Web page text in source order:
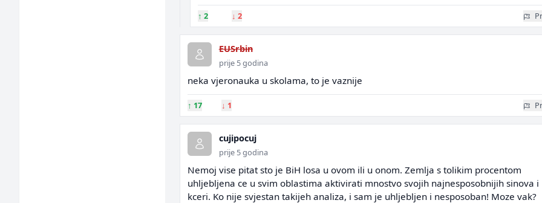
↑ 2 ↓ 2
EUSrbin
prije 5 godina
neka vjeronauka u skolama, to je vaznije
↑ 17 ↓ 1
cujipocuj
prije 5 godina
Nemoj vise pitat sto je BiH losa u ovom ili u onom. Zemlja s tolikim procentom
uhljebljena ce u svim oblastima aktivirati mnostvo svojih najnesposobnijih sinova i
kceri. Ko nije svjestan takijeh analiza, i sam je uhljebljen i nesposoban! Moze vak?